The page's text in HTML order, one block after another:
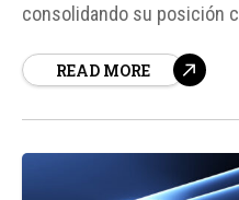
consolidando su posición
encontraré', una serie de
READ MORE